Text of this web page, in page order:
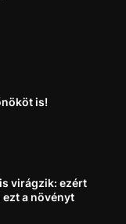
is!
virágzik: ezért
a növényt